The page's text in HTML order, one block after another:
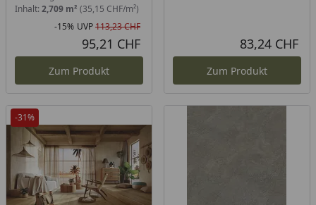
Inhalt: 2,709 m² (35,15 CHF/m²)
Rabatt in Prozent
-15%
Ursprünglicher Preis
UVP113,23 CHF
95,21 CHF
Zum Produkt
83,24 CHF
Zum Produkt
-31%